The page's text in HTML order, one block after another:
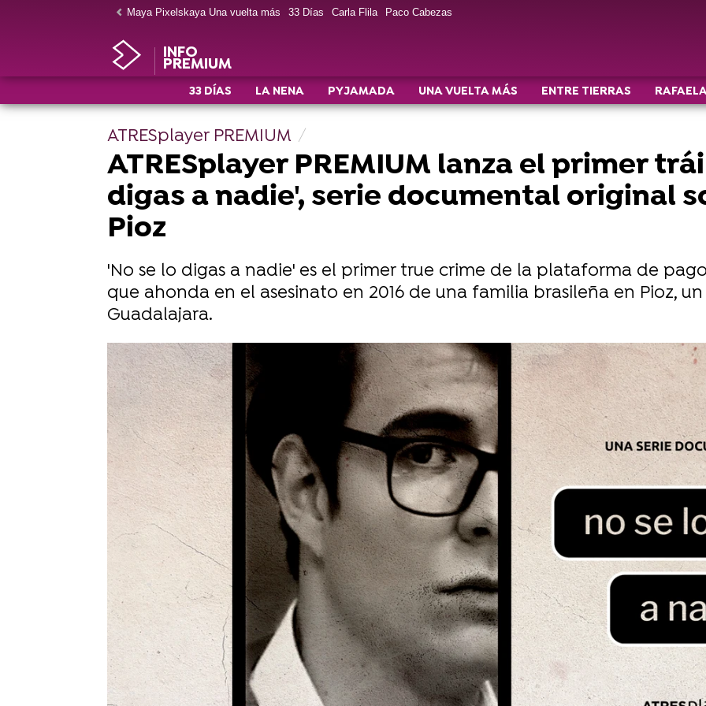
Maya Pixelskaya Una vuelta más 33 Días Carla Flila Paco Cabezas
INFO
PREMIUM
33 DÍAS LA NENA PYJAMADA UNA VUELTA MÁS ENTRE TIERRAS
ATRESplayer PREMIUM
ATRESplayer PREMIUM lanza el primer
digas a nadie', serie documental original
Pioz
'No se lo digas a nadie' es el primer true crime de la plataforma de
que ahonda en el asesinato en 2016 de una familia brasileña en Pioz,
Guadalajara.
atresplayer
Madrid
Publicado: 04 de octubre de 2022, 11:37
WhatsappFacebook
Twitter
ATRESplayer PREMIUMlanza el tráiler de‘No se lo digas a nadie’ ,